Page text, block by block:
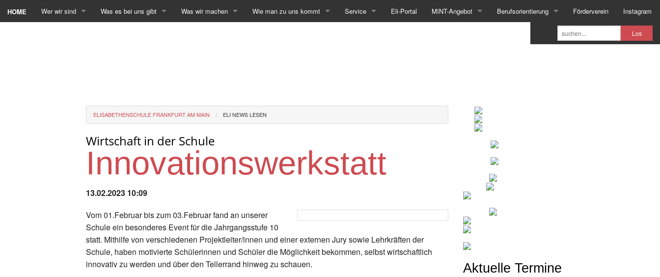
HOME Wer wir sind Was es bei uns gibt Was wir machen Wie man zu uns kommt Service Eli-Portal MINT-Angebot Berufsorientierung Förderverein Instagram
Los
ELISABETHENSCHULE FRANKFURT AM MAIN ELI NEWS LESEN
Wirtschaft in der Schule
Innovationswerkstatt
13.02.2023 10:09
Vom 01.Februar bis zum 03.Februar fand an unserer
Schule ein besonderes Event für die Jahrgangsstufe 10
statt. Mithilfe von verschiedenen Projektleiter/innen und einer externen Jury sowie Lehrkräften der
Schule, haben motivierte Schülerinnen und Schüler die Möglichkeit bekommen, selbst wirtschaftlich
innovativ zu werden und über den Tellerrand hinweg zu schauen.
Aktuelle Termine